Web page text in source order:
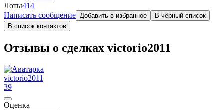
Лоты414
Написать сообщение Добавить в избранное
В чёрный список
В список контактов
Отзывы о сделках victorio2011
victorio2011
39
Оценка